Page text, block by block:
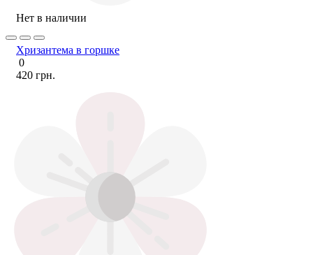
Нет в наличии
Хризантема в горшке
0
420 грн.